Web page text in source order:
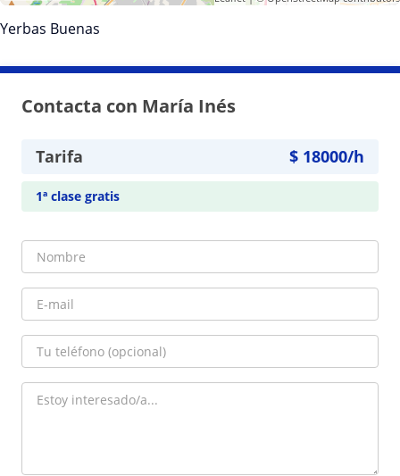
Yerbas Buenas
Contacta con María Inés
Tarifa $ 18000/h
1ª clase gratis